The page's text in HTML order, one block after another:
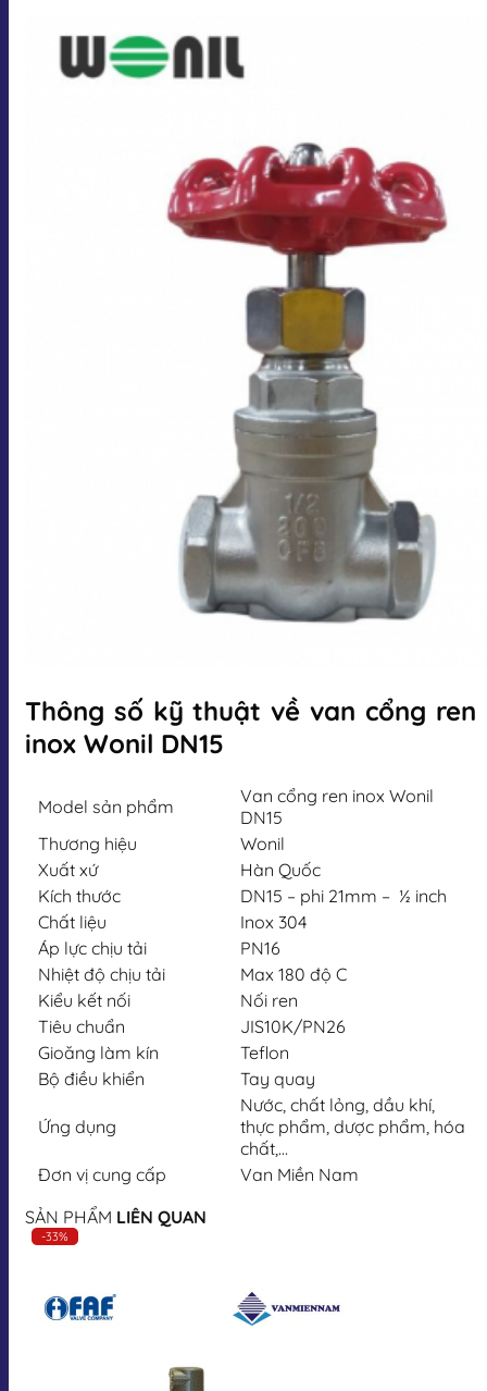
Thông số kỹ thuật về van cổng ren
inox Wonil DN15
Model sản phẩm
Van cổng ren inox Wonil
DN15
Thương hiệu
Wonil
Xuất xứ
Hàn Quốc
Kích thước
DN15 – phi 21mm – ½ inch
Chất liệu
Inox 304
Áp lực chịu tải
PN16
Nhiệt độ chịu tải
Max 180 độ C
Kiểu kết nối
Nối ren
Tiêu chuẩn
JIS10K/PN26
Gioăng làm kín
Teflon
Bộ điều khiển
Tay quay
Ứng dụng
Nước, chất lỏng, dầu khí,
thực phẩm, dược phẩm, hóa
chất,…
Đơn vị cung cấp
Van Miền Nam
SẢN PHẨM LIÊN QUAN
-33%